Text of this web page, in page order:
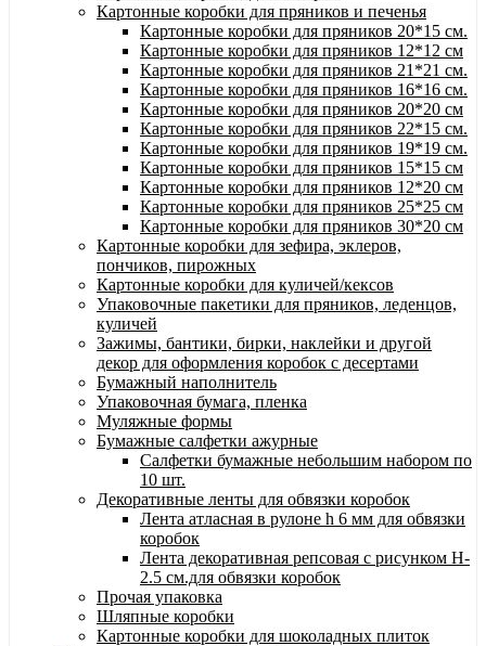
Картонные коробки для пряников и печенья
Картонные коробки для пряников 20*15 см.
Картонные коробки для пряников 12*12 см
Картонные коробки для пряников 21*21 см.
Картонные коробки для пряников 16*16 см.
Картонные коробки для пряников 20*20 см
Картонные коробки для пряников 22*15 см.
Картонные коробки для пряников 19*19 см.
Картонные коробки для пряников 15*15 см
Картонные коробки для пряников 12*20 см
Картонные коробки для пряников 25*25 см
Картонные коробки для пряников 30*20 см
Картонные коробки для зефира, эклеров,
пончиков, пирожных
Картонные коробки для куличей/кексов
Упаковочные пакетики для пряников, леденцов,
куличей
Зажимы, бантики, бирки, наклейки и другой
декор для оформления коробок с десертами
Бумажный наполнитель
Упаковочная бумага, пленка
Муляжные формы
Бумажные салфетки ажурные
Салфетки бумажные небольшим набором по
10 шт.
Декоративные ленты для обвязки коробок
Лента атласная в рулоне h 6 мм для обвязки
коробок
Лента декоративная репсовая с рисунком H-
2.5 см.для обвязки коробок
Прочая упаковка
Шляпные коробки
Картонные коробки для шоколадных плиток